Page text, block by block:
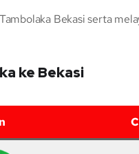
Bekasi serta
ke Bekasi